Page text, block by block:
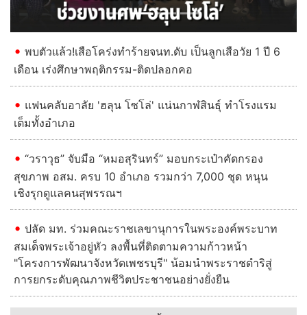
พบตัวแล้ว!เสือโคร่งทำร้ายจนท.ดับ เป็นลูกเสือวัย 1 ปี 6
เดือน เร่งศึกษาพฤติกรรม-ติดปลอกคอ
แฟนคลับอาลัย 'ฮลุน โซโล่' แน่นกาฬสินธุ์ ทำโรงแรม
เต็มทั้งอำเภอ
“วราวุธ” จับมือ “หมอสุรินทร์” มอบกระเป๋าคัดกรอง
สุขภาพ อสม. ครบ 10 อำเภอ รวมกว่า 7,000 ชุด หนุน
เชิงรุกดูแลคนสุพรรณฯ
ปลัด มท. ร่วมคณะราชเลขานุการในพระองค์พระบาท
สมเด็จพระเจ้าอยู่หัว ลงพื้นที่ติดตามความก้าวหน้า
"โครงการพัฒนาจังหวัดเพชรบุรี" น้อมนำพระราชดำริสู่
การยกระดับคุณภาพชีวิตประชาชนอย่างยั่งยืน